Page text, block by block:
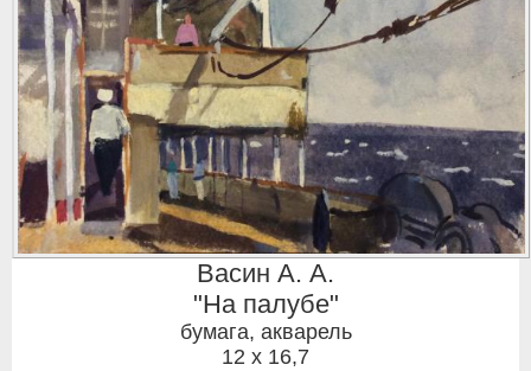
Васин А. А.
"На палубе"
бумага, акварель
12 x 16,7